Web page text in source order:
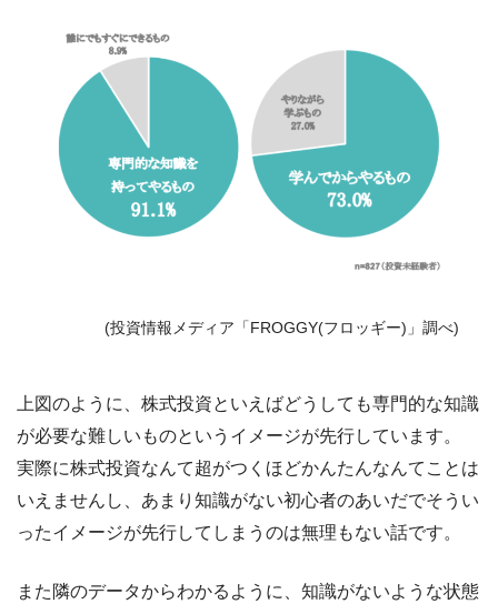
(投資情報メディア「FROGGY(フロッギー)」調べ)
上図のように、株式投資といえばどうしても専門的な知識
が必要な難しいものというイメージが先行しています。
実際に株式投資なんて超がつくほどかんたんなんてことは
いえませんし、あまり知識がない初心者のあいだでそうい
ったイメージが先行してしまうのは無理もない話です。
また隣のデータからわかるように、知識がないような状態